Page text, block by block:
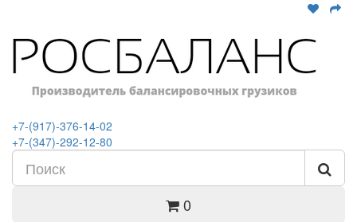
+7-(917)-376-14-02
+7-(347)-292-12-80
0